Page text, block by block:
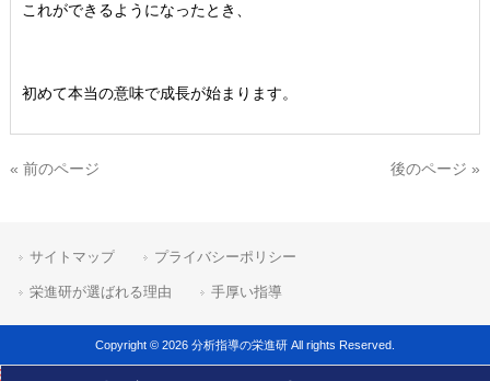
これができるようになったとき、
初めて本当の意味で成長が始まります。
« 前のページ 後のページ »
サイトマップ プライバシーポリシー
栄進研が選ばれる理由 手厚い指導
Copyright © 2026 分析指導の栄進研 All rights Reserved.